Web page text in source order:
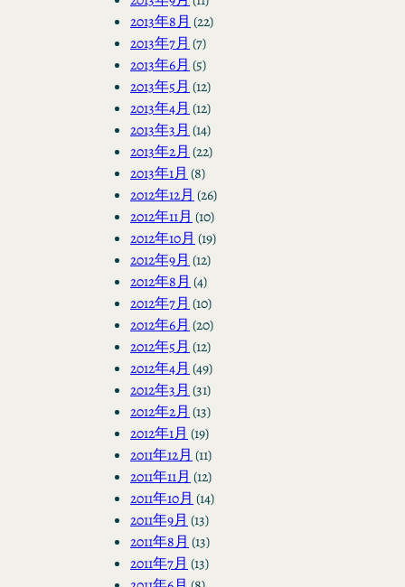
2013年8月 (22)
2013年7月 (7)
2013年6月 (5)
2013年5月 (12)
2013年4月 (12)
2013年3月 (14)
2013年2月 (22)
2013年1月 (8)
2012年12月 (26)
2012年11月 (10)
2012年10月 (19)
2012年9月 (12)
2012年8月 (4)
2012年7月 (10)
2012年6月 (20)
2012年5月 (12)
2012年4月 (49)
2012年3月 (31)
2012年2月 (13)
2012年1月 (19)
2011年12月 (11)
2011年11月 (12)
2011年10月 (14)
2011年9月 (13)
2011年8月 (13)
2011年7月 (13)